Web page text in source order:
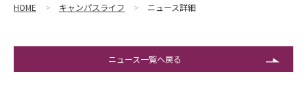
HOME キャンパスライフ ニュース詳細
ニュース一覧へ戻る